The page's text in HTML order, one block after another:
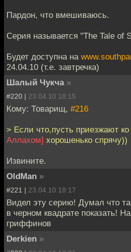
Пардон, что вмешиваюсь.
Серия называется "The Tale of
Будет доступна на
24.04.10 (т.е. завтречка)
Шалый Чукча »
#220 | 23.04.10 18:15
Кому: Товарищ, #216
> Если что,пусть приезжают
Аллахом] хорошенько спрячу))
Извините.
OldMan »
#221 | 23.04.10 18:17
Видел эту серию! Думал что
в черном квадрате показать!
гриффинов
Derkien »